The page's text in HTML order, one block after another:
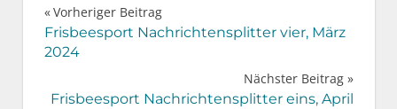
Beitragsnavigation
Vorheriger Beitrag
Frisbeesport Nachrichtensplitter vier, März
2024
Nächster Beitrag
Frisbeesport Nachrichtensplitter eins, April